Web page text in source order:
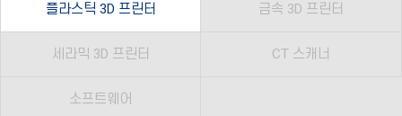
플라스틱 3D 프린터 금속 3D 프린터
세라믹 3D 프린터 CT 스캐너
소프트웨어